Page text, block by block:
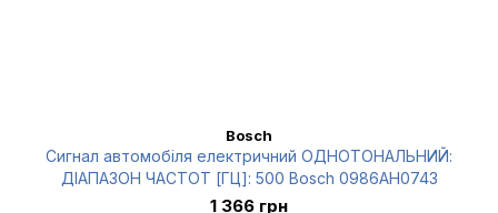
Bosch
Сигнал автомобіля електричний ОДНОТОНАЛЬНИЙ:
ДІАПАЗОН ЧАСТОТ [ГЦ]: 500 Bosch 0986AH0743
1 366 грн